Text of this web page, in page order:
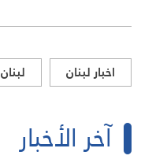
اخبار لبنان لبنان
آخر الأخبار